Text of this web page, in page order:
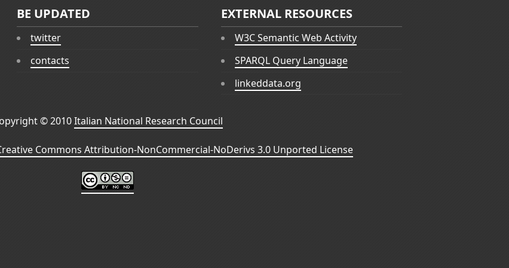
BE UPDATED
twitter
contacts
EXTERNAL RESOURCES
W3C Semantic Web Activity
SPARQL Query Language
linkeddata.org
© 2010Italian National Research Council
Commons Attribution-NonCommercial-NoDerivs 3.0 Unported License